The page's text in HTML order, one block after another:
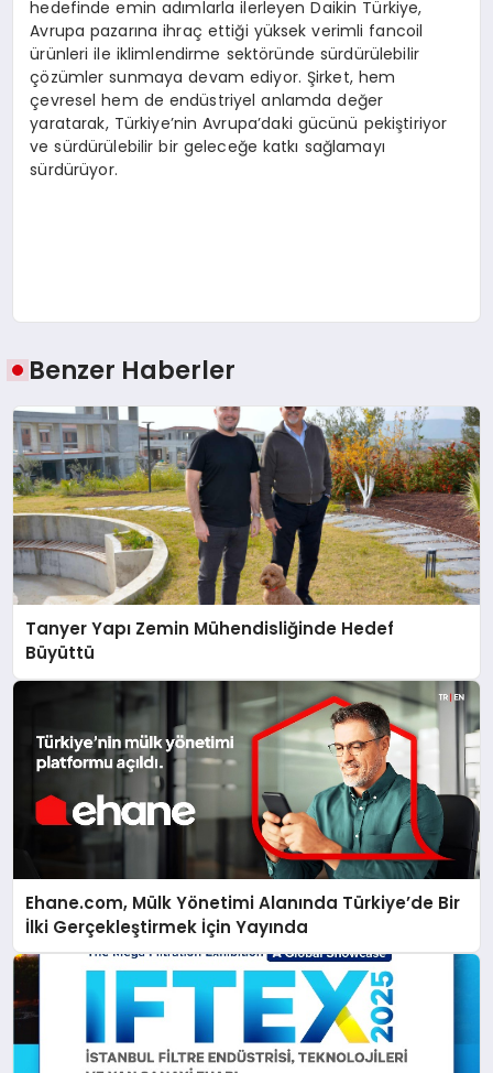
hedefinde emin adımlarla ilerleyen Daikin Türkiye,
Avrupa pazarına ihraç ettiği yüksek verimli fancoil
ürünleri ile iklimlendirme sektöründe sürdürülebilir
çözümler sunmaya devam ediyor. Şirket, hem
çevresel hem de endüstriyel anlamda değer
yaratarak, Türkiye’nin Avrupa’daki gücünü pekiştiriyor
ve sürdürülebilir bir geleceğe katkı sağlamayı
sürdürüyor.
Benzer Haberler
Tanyer Yapı Zemin Mühendisliğinde Hedef
Büyüttü
Ehane.com, Mülk Yönetimi Alanında Türkiye’de Bir
İlki Gerçekleştirmek İçin Yayında